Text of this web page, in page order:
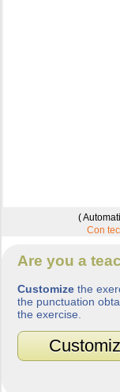
(
Con
Are you a
Customize the
the punctuation
the exercise.